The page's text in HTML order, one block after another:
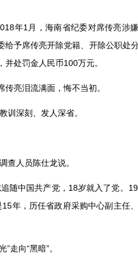
年1 月，海南省纪委对席传亮涉
给予席传亮开除党籍、开除公职处
并处罚金人民币100万元。
传亮泪流满面，悔不当初。
训深刻、发人深省。
查人员陈仕龙说。
随中国共产党， 18岁就入了党。
15年，历任省政府采购中心副主任
”走向“黑暗”。